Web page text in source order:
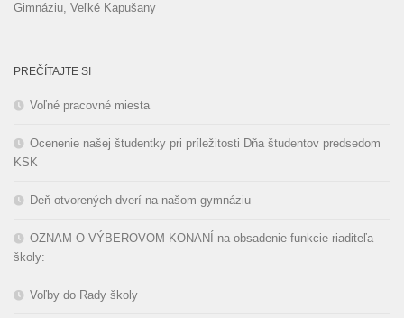
Gimnáziu, Veľké Kapušany
PREČÍTAJTE SI
Voľné pracovné miesta
Ocenenie našej študentky pri príležitosti Dňa študentov predsedom
KSK
Deň otvorených dverí na našom gymnáziu
OZNAM O VÝBEROVOM KONANÍ na obsadenie funkcie riaditeľa
školy:
Voľby do Rady školy